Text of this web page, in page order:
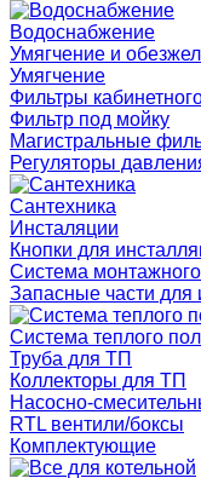
Водоснабжение
Умягчение и
Умягчение
Фильтры
Фильтр под мойку
Магистральные
Регуляторы
Сантехника
Инсталяции
Кнопки для
Система
Запасные части для
Система теплого
Труба для ТП
Коллекторы для ТП
Насосно-
RTL вентили/боксы
Комплектующие